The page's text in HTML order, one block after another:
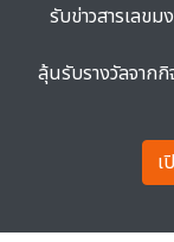
รับข่าวสารเลข
ลุ้นรับรางวัลจาก
เ